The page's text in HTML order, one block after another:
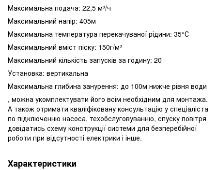
Максимальна подача: 22,5 м³/ч
Максимальний напір: 405м
Максимальна температура перекачуваної рідини: 35°С
Максимальний вміст піску: 150г/м³
Максимальний кількість запусків за годину: 20
Установка: вертикальна
Максимальна глибина занурення: до 100м нижче рівня води
, можна укомплектувати його всім необхідним для монтажа.
А також отримати кваліфіковану консультацію у спеціаліста
по підключенню насоса, техобслуговуванню, спуску повітря
довідатись схему конструкції системи для безперебійної
роботи при відсутності електрики і інше.
Характеристики